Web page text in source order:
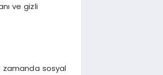
ve gizli
zamanda sosyal